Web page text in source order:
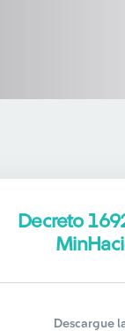
Decreto
Descargue